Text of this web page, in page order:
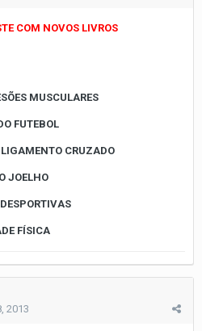
COM NOVOS LIVROS
MUSCULARES
FUTEBOL
LIGAMENTO CRUZADO
JOELHO
FÍSICA
2013